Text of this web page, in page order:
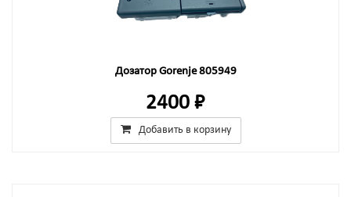
Дозатор Gorenje 805949
2400 ₽
Добавить в корзину